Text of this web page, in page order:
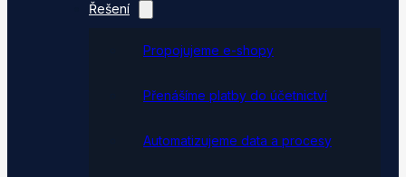
Řešení
Propojujeme e-shopy
Přenášíme platby do účetnictví
Automatizujeme data a procesy